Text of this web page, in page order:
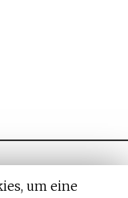
um eine